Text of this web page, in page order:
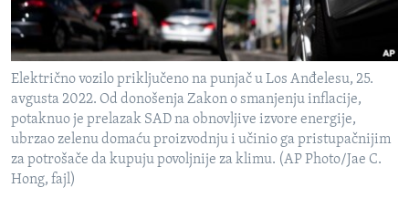
Električno vozilo priključeno na punjač u Los Anđelesu, 25.
avgusta 2022. Od donošenja Zakon o smanjenju inflacije,
potaknuo je prelazak SAD na obnovljive izvore energije,
ubrzao zelenu domaću proizvodnju i učinio ga pristupačnijim
za potrošače da kupuju povoljnije za klimu. (AP Photo/Jae C.
Hong, fajl)